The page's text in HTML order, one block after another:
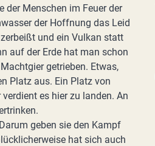
der Menschen im Feuer der
der Hoffnung das Leid
und ein Vulkan statt
auf der Erde hat man schon
getrieben. Etwas,
Platz aus. Ein Platz von
es hier zu landen. An
geben sie den Kampf
hat sich auch